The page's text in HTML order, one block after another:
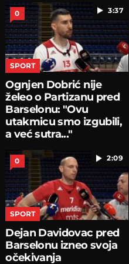
3:37
0
SPORT
Ognjen Dobrić nije
želeo o Partizanu pred
Barselonu: "Ovu
utakmicu smo izgubili,
a već sutra..."
2:09
0
SPORT
Dejan Davidovac pred
Barselonu izneo svoja
očekivanja